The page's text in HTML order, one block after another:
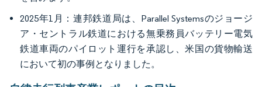
2025年1月：連邦鉄道局は、Parallel Systemsのジョージ
ア・セントラル鉄道における無乗務員バッテリー電気
鉄道車両のパイロット運行を承認し、米国の貨物輸送
において初の事例となりました。